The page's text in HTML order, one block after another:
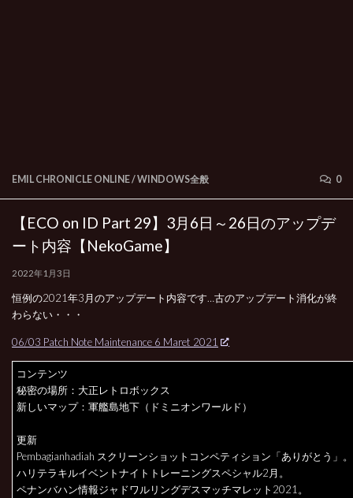
EMIL CHRONICLE ONLINE/WINDOWS全般 0
【ECO on ID Part 29】3月6日～26日のアップデ
ート内容【NekoGame】
2022年1月3日
恒例の2021年3月のアップデート内容です…古のアップデート消化が終
わらない・・・
06/03 Patch Note Maintenance 6 Maret 2021
コンテンツ
秘密の場所：大正レトロボックス
新しいマップ：軍艦島地下（ドミニオンワールド）
更新
Pembagianhadiah スクリーンショットコンペティション「ありがとう」。
ハリテラキルイベントナイトトレーニングスペシャル2月。
ペナンバハン情報ジャドワルリングデスマッチマレット2021。